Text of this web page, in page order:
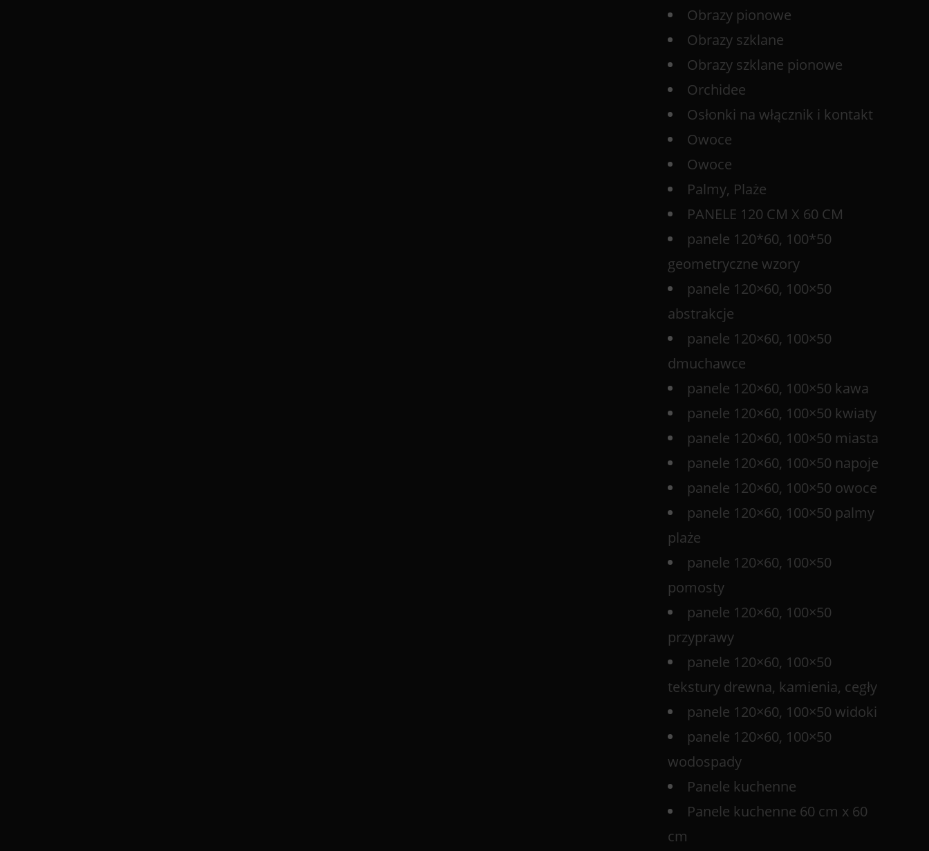
Obrazy pionowe
Obrazy szklane
Obrazy szklane pionowe
Orchidee
Osłonki na włącznik i kontakt
Owoce
Owoce
Palmy, Plaże
PANELE 120 CM X 60 CM
panele 120*60, 100*50
geometryczne wzory
panele 120×60, 100×50
abstrakcje
panele 120×60, 100×50
dmuchawce
panele 120×60, 100×50 kawa
panele 120×60, 100×50 kwiaty
panele 120×60, 100×50 miasta
panele 120×60, 100×50 napoje
panele 120×60, 100×50 owoce
panele 120×60, 100×50 palmy
plaże
panele 120×60, 100×50
pomosty
panele 120×60, 100×50
przyprawy
panele 120×60, 100×50
tekstury drewna, kamienia, cegły
panele 120×60, 100×50 widoki
panele 120×60, 100×50
wodospady
Panele kuchenne
Panele kuchenne 60 cm x 60
cm